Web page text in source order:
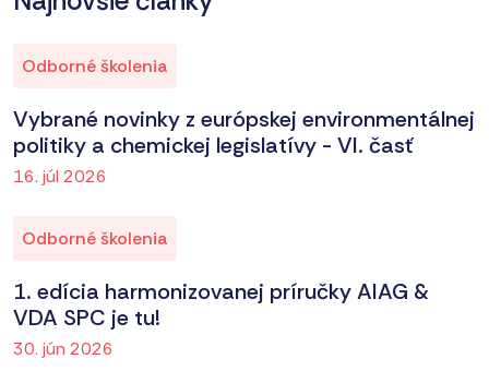
Odborné školenia
Vybrané novinky z európskej environmentálnej
politiky a chemickej legislatívy - VI. časť
16. júl 2026
Odborné školenia
1. edícia harmonizovanej príručky AIAG &
VDA SPC je tu!
30. jún 2026